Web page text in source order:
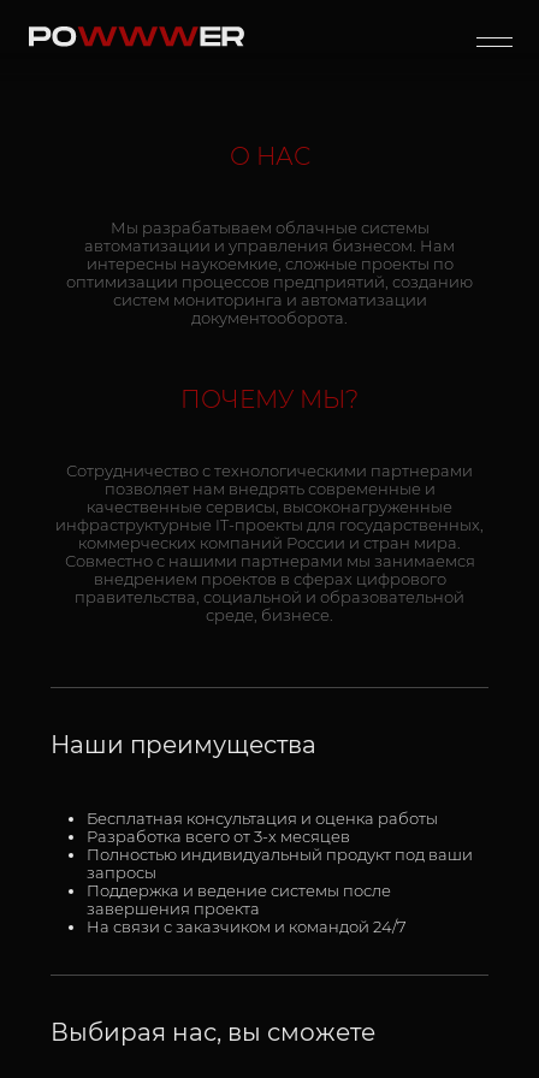
О НАС
Мы разрабатываем облачные системы
автоматизации и управления бизнесом. Нам
интересны наукоемкие, сложные проекты по
оптимизации процессов предприятий, созданию
систем мониторинга и автоматизации
документооборота.
ПОЧЕМУ МЫ?
Сотрудничество с технологическими партнерами
позволяет нам внедрять современные и
качественные сервисы, высоконагруженные
инфраструктурные IT-проекты для государственных,
коммерческих компаний России и стран мира.
Совместно с нашими партнерами мы занимаемся
внедрением проектов в сферах цифрового
правительства, социальной и образовательной
среде, бизнесе.
Наши преимущества
Бесплатная консультация и оценка работы
Разработка всего от 3-х месяцев
Полностью индивидуальный продукт под ваши
запросы
Поддержка и ведение системы после
завершения проекта
На связи с заказчиком и командой 24/7
Выбирая нас, вы сможете